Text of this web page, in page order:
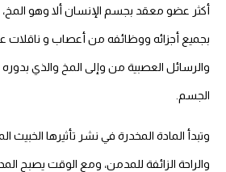
أكثر عضو معقد بجسم الإنسان ألا وهو
بجميع أجزائه ووظائفه من أعصاب و ناقلات
والرسائل العصبية من وإلى المخ والذي بدوره
الجسم.
وتبدأ المادة المخدرة في نشر تأثيرها
والراحة الزائفة للمدمن، ومع الوقت يصبح